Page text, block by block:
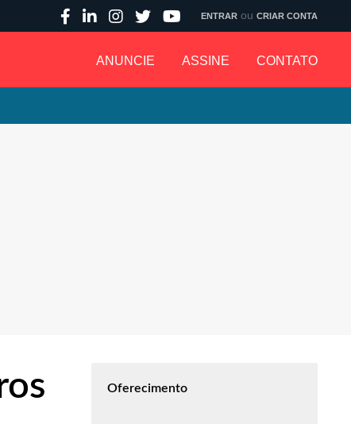
ANUNCIE ASSINE CONTATO
ENTRAR ou CRIAR CONTA
Oferecimento